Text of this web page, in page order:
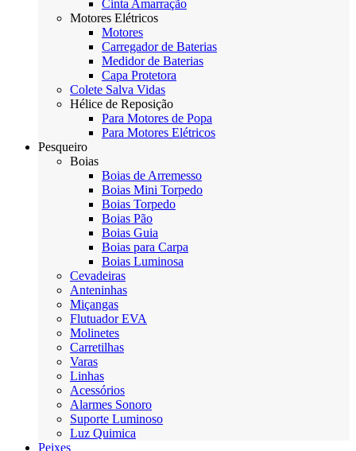
Cinta Amarração
Motores Elétricos
Motores
Carregador de Baterias
Medidor de Baterias
Capa Protetora
Colete Salva Vidas
Hélice de Reposição
Para Motores de Popa
Para Motores Elétricos
Pesqueiro
Boias
Boias de Arremesso
Boias Mini Torpedo
Boias Torpedo
Boias Pão
Boias Guia
Boias para Carpa
Boias Luminosa
Cevadeiras
Anteninhas
Miçangas
Flutuador EVA
Molinetes
Carretilhas
Varas
Linhas
Acessórios
Alarmes Sonoro
Suporte Luminoso
Luz Quimica
Peixes